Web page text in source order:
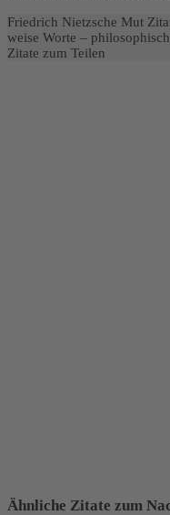
Friedrich Nietzsche Mut
weise Worte –
Zitate zum Teilen
Ähnliche Zitate zum